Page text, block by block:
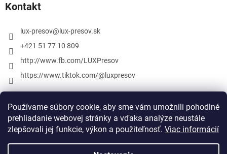
Používame súbory cookie, aby sme vám umožnili pohodlné
prehliadanie webovej stránky a vďaka analýze neustále
zlepšovali jej funkcie, výkon a použiteľnosť. Viac informácií
Kontakt
lux-presov@ lux-presov.sk
+421 51 77 10 809
http://www.fb.com/LUXPresov
https://www.tiktok.com/@luxpresov